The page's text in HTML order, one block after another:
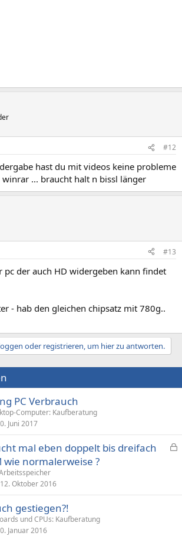
#12
hast du mit videos keine probleme
... braucht halt n bissl länger
#13
pc der auch HD widergeben kann findet
- hab den gleichen chipsatz mit 780g..
oder registrieren, um hier zu antworten.
PC Verbrauch
Computer: Kaufberatung
Juni 2017
e
mal eben doppelt bis dreifach
wie normalerweise ?
12. Oktober 2016
gestiegen?!
und CPUs: Kaufberatung
Januar 2016